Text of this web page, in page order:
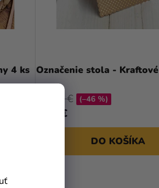
4 ks Označenie stola - Kraftové
5,81 €
10,90 € (–46 %)
DO KOŠÍKA